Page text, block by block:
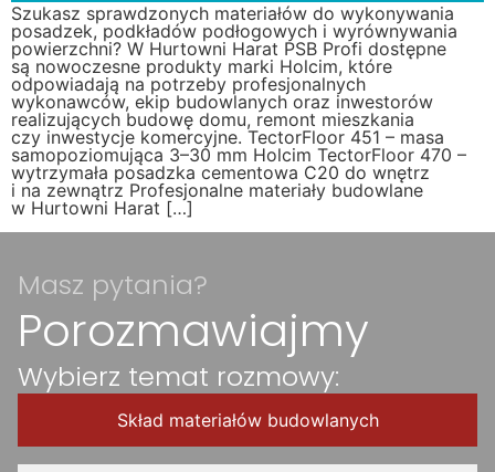
Szukasz sprawdzonych materiałów do wykonywania
posadzek, podkładów podłogowych i wyrównywania
powierzchni? W Hurtowni Harat PSB Profi dostępne
są nowoczesne produkty marki Holcim, które
odpowiadają na potrzeby profesjonalnych
wykonawców, ekip budowlanych oraz inwestorów
realizujących budowę domu, remont mieszkania
czy inwestycje komercyjne. TectorFloor 451 – masa
samopoziomująca 3–30 mm Holcim TectorFloor 470 –
wytrzymała posadzka cementowa C20 do wnętrz
i na zewnątrz Profesjonalne materiały budowlane
w Hurtowni Harat […]
Masz pytania?
Porozmawiajmy
Wybierz temat rozmowy:
Skład materiałów budowlanych